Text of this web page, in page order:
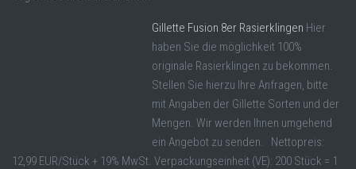
Gillette Fusion 8er Rasierklingen Hier
haben Sie die möglichkeit 100%
originale Rasierklingen zu bekommen.
Stellen Sie hierzu Ihre Anfragen, bitte
mit Angaben der Gillette Sorten und der
Mengen. Wir werden Ihnen umgehend
ein Angebot zu senden. Nettopreis:
12,99 EUR/Stück + 19% MwSt. Verpackungseinheit (VE): 200 Stück = 1